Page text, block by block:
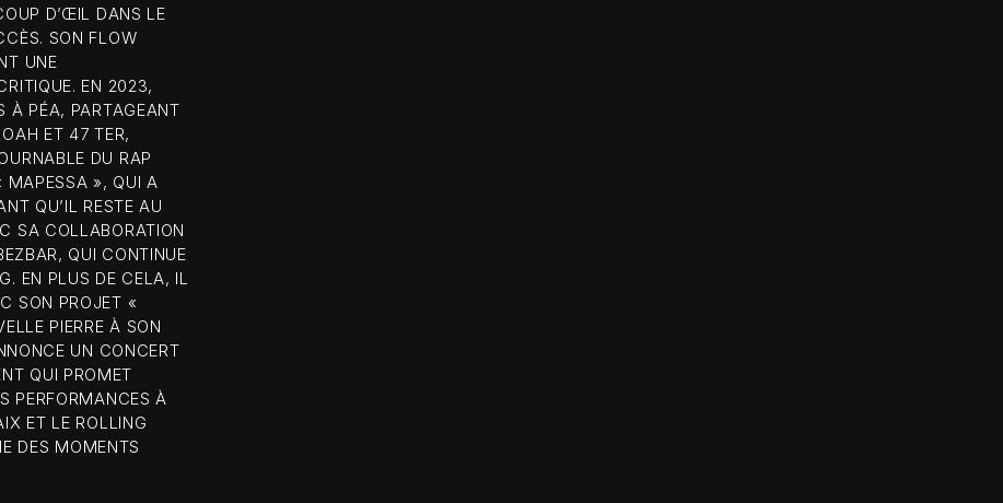
D’ŒIL DANS LE
SON FLOW
UNE
EN 2023,
À PÉA, PARTAGEANT
ET 47 TER,
DU RAP
MAPESSA », QUI A
QU’IL RESTE AU
SA COLLABORATION
QUI CONTINUE
EN PLUS DE CELA, IL
SON PROJET «
PIERRE À SON
UN CONCERT
QUI PROMET
PERFORMANCES À
ET LE ROLLING
DES MOMENTS